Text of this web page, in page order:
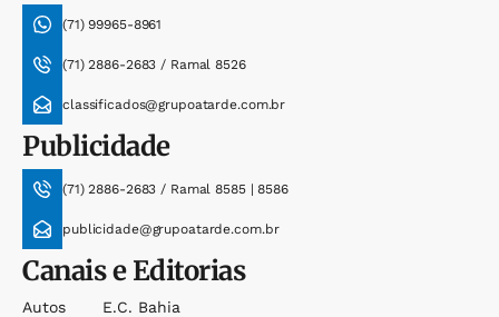
(71) 99965-8961
(71) 2886-2683 / Ramal 8526
classificados@grupoatarde.com.br
Publicidade
(71) 2886-2683 / Ramal 8585 | 8586
publicidade@grupoatarde.com.br
Canais e Editorias
Autos
E.c. Bahia